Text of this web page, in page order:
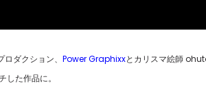
ダクション、 Power Graphixxとカリスマ絵師
た作品に。